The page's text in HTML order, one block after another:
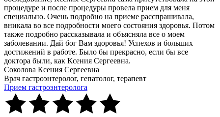
процедуре и после процедуры провела прием для меня
специально. Очень подробно на приеме расспрашивала,
вникала во все подробности моего состояния здоровья. Потом
также подробно рассказывала и объясняла все о моем
заболевании. Дай бог Вам здоровья! Успехов и больших
достижений в работе. Было бы прекрасно, если бы все
доктора были, как Ксения Сергеевна.
Соколова Ксения Сергеевна
Врач гастроэнтеролог, гепатолог, терапевт
Прием гастроэнтеролога